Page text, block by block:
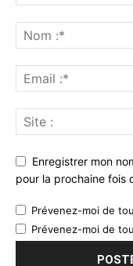
Enregistrer mon
pour la prochaine fois
Prévenez-moi de
Prévenez-moi de